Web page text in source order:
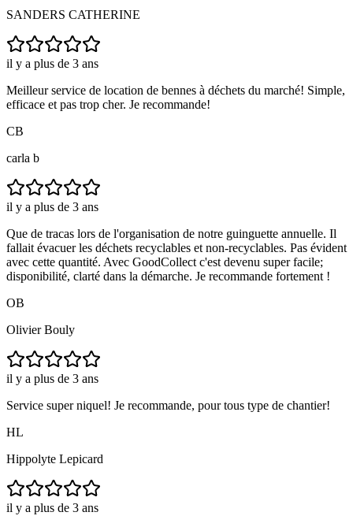
SANDERS CATHERINE
il y a plus de 3 ans
Meilleur service de location de bennes à déchets du marché! Simple,
efficace et pas trop cher. Je recommande!
CB
carla b
il y a plus de 3 ans
Que de tracas lors de l'organisation de notre guinguette annuelle. Il
fallait évacuer les déchets recyclables et non-recyclables. Pas évident
avec cette quantité. Avec GoodCollect c'est devenu super facile;
disponibilité, clarté dans la démarche. Je recommande fortement !
OB
Olivier Bouly
il y a plus de 3 ans
Service super niquel! Je recommande, pour tous type de chantier!
HL
Hippolyte Lepicard
il y a plus de 3 ans